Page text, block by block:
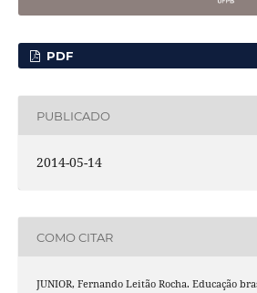
PDF
PUBLICADO
2014-05-14
COMO CITAR
JUNIOR, Fernando Leitão Rocha. Educação